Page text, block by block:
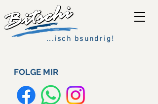
...isch bsundrig!
FOLGE MIR